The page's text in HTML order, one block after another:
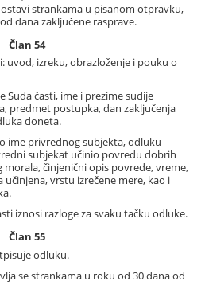
strankama u pisanom otpravku,
dana zaključene rasprave.
Član 54
uvod, izreku, obrazloženje i pouku o
Suda časti, ime i prezime sudije
predmet postupka, dan zaključenja
doneta.
ime privrednog subjekta, odluku
subjekat učinio povredu dobrih
činjenični opis povrede, vreme,
vrstu izrečene mere, kao i
iznosi razloge za svaku tačku odluke.
Član 55
odluku.
se strankama u roku od 30 dana od